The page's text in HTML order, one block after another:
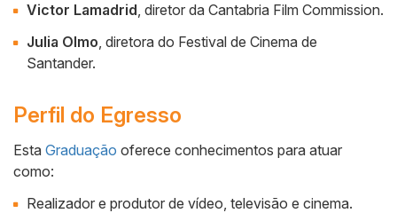
Victor Lamadrid, diretor da Cantabria Film Commission.
Julia Olmo, diretora do Festival de Cinema de
Santander.
Perfil do Egresso
Cuerpo
Esta Graduação oferece conhecimentos para atuar
como:
Realizador e produtor de vídeo, televisão e cinema.